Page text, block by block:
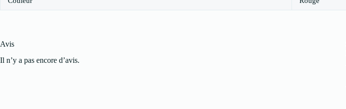
Avis
Il n’y a pas encore d’avis.